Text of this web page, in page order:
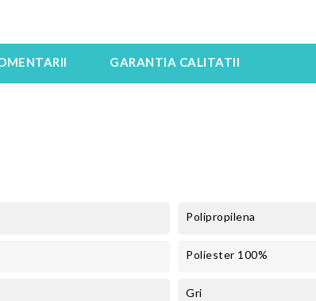
GARANTIA CALITATII
Polipropilena
Poliester 100%
Gri